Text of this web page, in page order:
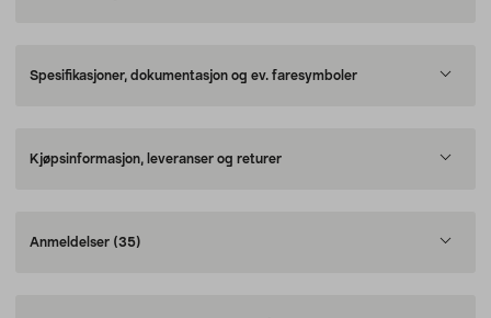
Spesifikasjoner, dokumentasjon og ev. faresymboler
Kjøpsinformasjon, leveranser og returer
Anmeldelser (35)